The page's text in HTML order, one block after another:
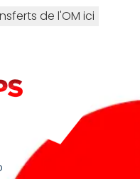
de l'OM ici